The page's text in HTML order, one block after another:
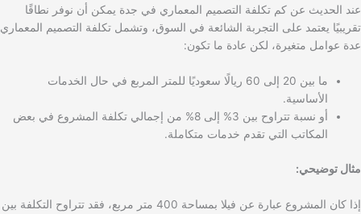
عند الحديث عن كم تكلفة التصميم المعماري في جدة يمكن أن نوفر نطاقًا
تقريبيًا يعتمد على التجربة الشائعة في السوق، وتشمل تكلفة التصميم المعماري
عدة عوامل متغيرة، لكن عادة ما تكون:
ما بين 20 إلى 60 ريالًا سعوديًا للمتر المربع في حال الخدمات
الأساسية.
أو نسبة تتراوح بين 3% إلى 8% من إجمالي تكلفة المشروع في بعض
المكاتب التي تقدم خدمات متكاملة.
مثال توضيحي:
إذا كان المشروع عبارة عن فيلا بمساحة 400 متر مربع، فقد تتراوح التكلفة بين